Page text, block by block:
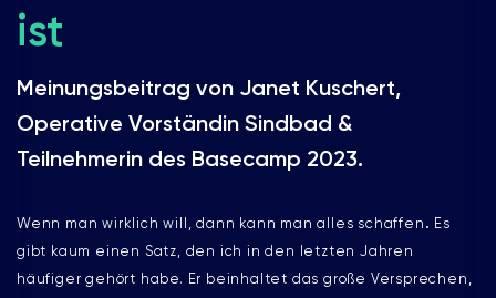
ist
Meinungsbeitrag von Janet Kuschert,
Operative Vorständin Sindbad &
Teilnehmerin des Basecamp 2023.
Wenn man wirklich will, dann kann man alles schaffen . Es
gibt kaum einen Satz, den ich in den letzten Jahren
häufiger gehört habe. Er beinhaltet das große Versprechen,